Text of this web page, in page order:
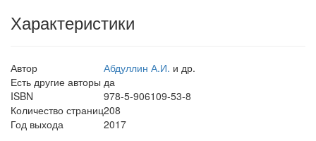
Характеристики
Автор Абдуллин А.И. и др.
Есть другие авторы да
ISBN
978-5-906109-53-8
Количество страниц208
Год выхода
2017